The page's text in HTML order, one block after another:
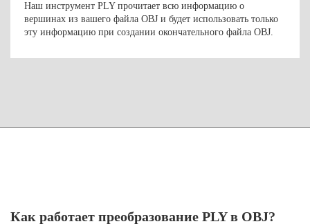
Наш инструмент PLY прочитает всю информацию о
вершинах из вашего файла OBJ и будет использовать только
эту информацию при создании окончательного файла OBJ.
Как работает преобразование PLY в OBJ?